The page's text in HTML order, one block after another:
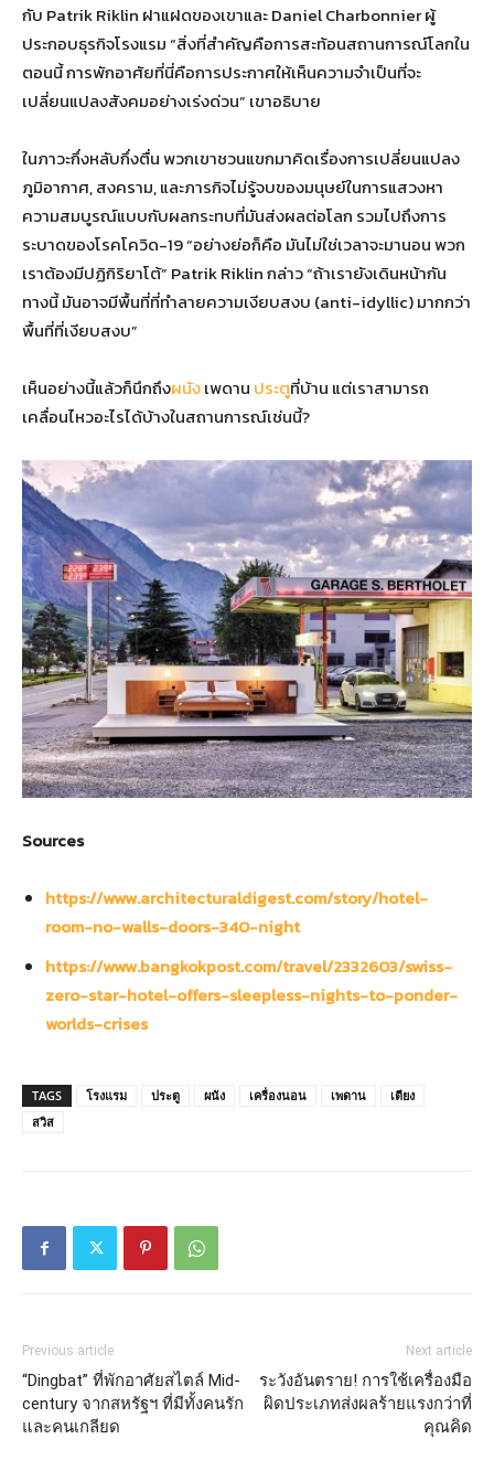
กับ Patrik Riklin ฝาแฝดของเขาและ Daniel Charbonnier ผู้
ประกอบธุรกิจโรงแรม “สิ่งที่สำคัญคือการสะท้อนสถานการณ์โลกใน
ตอนนี้ การพักอาศัยที่นี่คือการประกาศให้เห็นความจำเป็นที่จะ
เปลี่ยนแปลงสังคมอย่างเร่งด่วน” เขาอธิบาย
ในภาวะกึ่งหลับกึ่งตื่น พวกเขาชวนแขกมาคิดเรื่องการเปลี่ยนแปลง
ภูมิอากาศ, สงคราม, และภารกิจไม่รู้จบของมนุษย์ในการแสวงหา
ความสมบูรณ์แบบกับผลกระทบที่มันส่งผลต่อโลก รวมไปถึงการ
ระบาดของโรคโควิด-19 “อย่างย่อก็คือ มันไม่ใช่เวลาจะมานอน พวก
เราต้องมีปฏิกิริยาโต้” Patrik Riklin กล่าว “ถ้าเรายังเดินหน้ากัน
ทางนี้ มันอาจมีพื้นที่ที่ทำลายความเงียบสงบ (anti-idyllic) มากกว่า
พื้นที่ที่เงียบสงบ”
เห็นอย่างนี้แล้วก็นึกถึงผนังเพดาน ประตูที่บ้าน แต่เราสามารถ
เคลื่อนไหวอะไรได้บ้างในสถานการณ์เช่นนี้?
Sources
https://www.architecturaldigest.com/story/hotel-
room-no-walls-doors-340-night
https://www.bangkokpost.com/travel/2332603/swiss-
zero-star-hotel-offers-sleepless-nights-to-ponder-
worlds-crises
TAGS โรงแรม ประตู ผนัง เครื่องนอน เพดาน
เตียง
สวิส
Previous article
“Dingbat” ที่พักอาศัยสไตล์ Mid-
century จากสหรัฐฯ ที่มีทั้งคนรัก
และคนเกลียด
Next article
ระวังอันตราย! การใช้เครื่องมือ
ผิดประเภทส่งผลร้ายแรงกว่าที่
คุณคิด